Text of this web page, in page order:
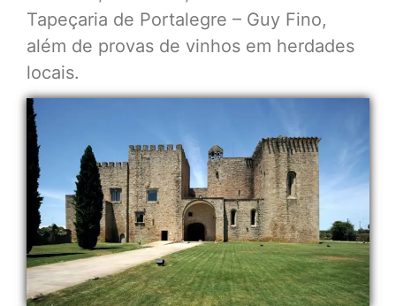
Tapeçaria de Portalegre – Guy Fino,
além de provas de vinhos em herdades
locais.